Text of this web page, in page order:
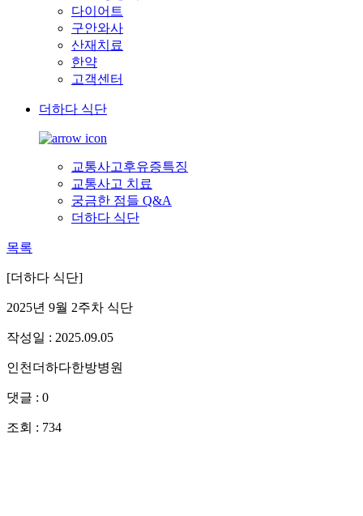
다이어트
구안와사
산재치료
한약
고객센터
더하다 식단
교통사고후유증특징
교통사고 치료
궁금한 점들 Q&A
더하다 식단
목록
[더하다 식단]
2025년 9월 2주차 식단
작성일 : 2025.09.05
인천더하다한방병원
댓글 : 0
조회 : 734